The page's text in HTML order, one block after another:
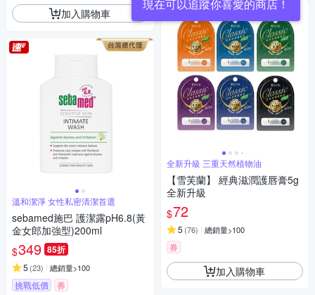
加入購物車
溫和潔淨 女性私密清潔首選
sebamed施巴 護潔露pH6.8(黃
金女郎加強型)200ml
$349 85折
5 (23) 總銷量>100
挑戰低價 券
現在可以追蹤你喜愛的商店！
全新升級 三重天然植物油
【雪芙蘭】 經典滋潤護唇膏5g
全新升級
$72
5 (76) 總銷量>100
券
加入購物車